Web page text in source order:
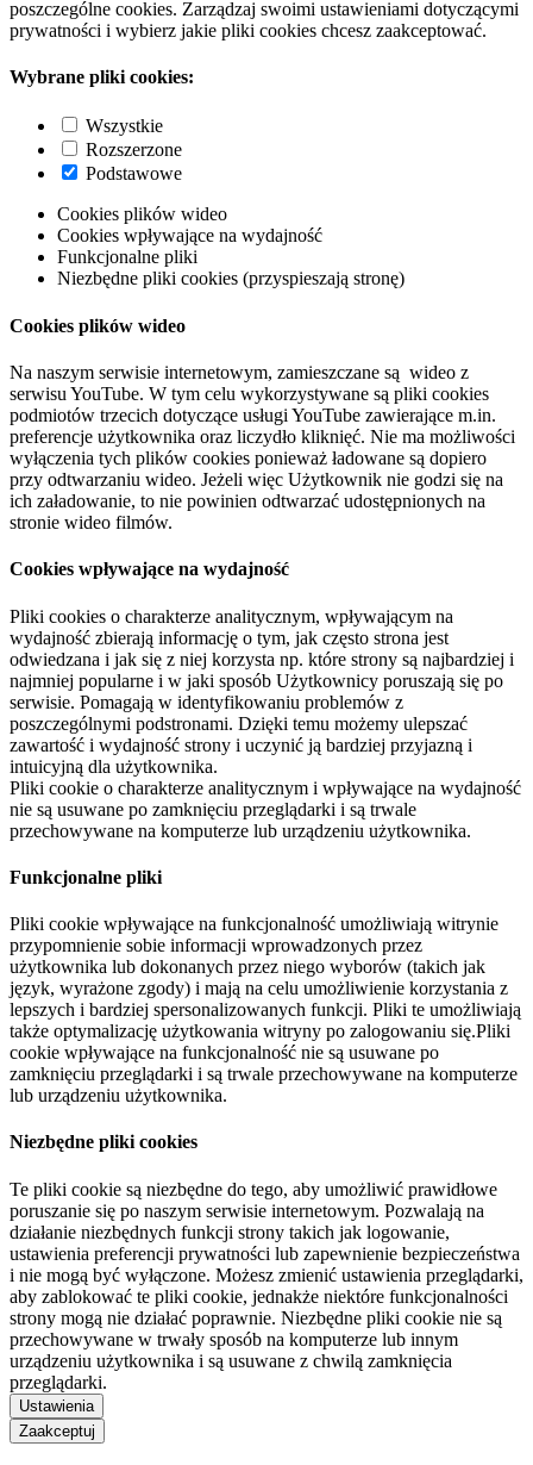
poszczególne cookies. Zarządzaj swoimi ustawieniami dotyczącymi
prywatności i wybierz jakie pliki cookies chcesz zaakceptować.
Wybrane pliki cookies:
Wszystkie
Rozszerzone
Podstawowe
Cookies plików wideo
Cookies wpływające na wydajność
Funkcjonalne pliki
Niezbędne pliki cookies (przyspieszają stronę)
Cookies plików wideo
Na naszym serwisie internetowym, zamieszczane są wideo z
serwisu YouTube. W tym celu wykorzystywane są pliki cookies
podmiotów trzecich dotyczące usługi YouTube zawierające m.in.
preferencje użytkownika oraz liczydło kliknięć. Nie ma możliwości
wyłączenia tych plików cookies ponieważ ładowane są dopiero
przy odtwarzaniu wideo. Jeżeli więc Użytkownik nie godzi się na
ich załadowanie, to nie powinien odtwarzać udostępnionych na
stronie wideo filmów.
Cookies wpływające na wydajność
Pliki cookies o charakterze analitycznym, wpływającym na
wydajność zbierają informację o tym, jak często strona jest
odwiedzana i jak się z niej korzysta np. które strony są najbardziej i
najmniej popularne i w jaki sposób Użytkownicy poruszają się po
serwisie. Pomagają w identyfikowaniu problemów z
poszczególnymi podstronami. Dzięki temu możemy ulepszać
zawartość i wydajność strony i uczynić ją bardziej przyjazną i
intuicyjną dla użytkownika.
Pliki cookie o charakterze analitycznym i wpływające na wydajność
nie są usuwane po zamknięciu przeglądarki i są trwale
przechowywane na komputerze lub urządzeniu użytkownika.
Funkcjonalne pliki
Pliki cookie wpływające na funkcjonalność umożliwiają witrynie
przypomnienie sobie informacji wprowadzonych przez
użytkownika lub dokonanych przez niego wyborów (takich jak
język, wyrażone zgody) i mają na celu umożliwienie korzystania z
lepszych i bardziej spersonalizowanych funkcji. Pliki te umożliwiają
także optymalizację użytkowania witryny po zalogowaniu się.Pliki
cookie wpływające na funkcjonalność nie są usuwane po
zamknięciu przeglądarki i są trwale przechowywane na komputerze
lub urządzeniu użytkownika.
Niezbędne pliki cookies
Te pliki cookie są niezbędne do tego, aby umożliwić prawidłowe
poruszanie się po naszym serwisie internetowym. Pozwalają na
działanie niezbędnych funkcji strony takich jak logowanie,
ustawienia preferencji prywatności lub zapewnienie bezpieczeństwa
i nie mogą być wyłączone. Możesz zmienić ustawienia przeglądarki,
aby zablokować te pliki cookie, jednakże niektóre funkcjonalności
strony mogą nie działać poprawnie. Niezbędne pliki cookie nie są
przechowywane w trwały sposób na komputerze lub innym
urządzeniu użytkownika i są usuwane z chwilą zamknięcia
przeglądarki.
Ustawienia
Zaakceptuj